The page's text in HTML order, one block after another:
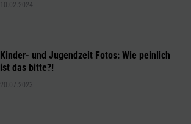
10.02.2024
Kinder- und Jugendzeit Fotos: Wie peinlich
ist das bitte?!
20.07.2023